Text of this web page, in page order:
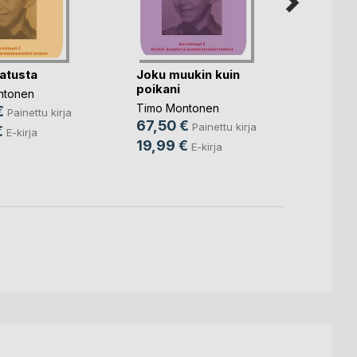
Painettu kirja
E-kirja
Joku muukin kuin
poikani
Timo Montonen
67,50 € Painettu kirja
19,99 € E-kirja